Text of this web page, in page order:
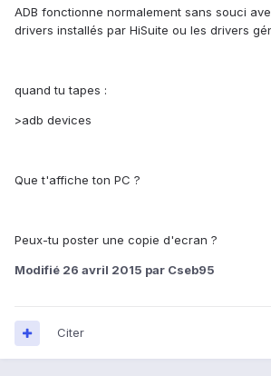
ADB fonctionne normalement sans souci
drivers installés par HiSuite ou les drivers
quand tu tapes :
>adb devices
Que t'affiche ton PC ?
Peux-tu poster une copie d'ecran ?
Modifié 26 avril 2015 par Cseb95
Citer